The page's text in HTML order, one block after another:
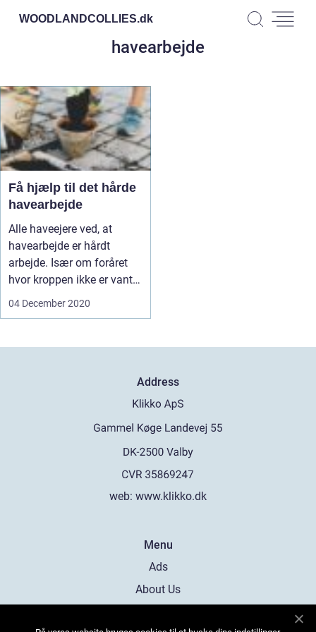
WOODLANDCOLLIES.dk
havearbejde
Få hjælp til det hårde
havearbejde
Alle haveejere ved, at
havearbejde er hårdt
arbejde. Især om foråret
hvor kroppen ikke er vant
til h...
04 December 2020
Address
web: www.klikko.dk
Menu
Ads
About Us